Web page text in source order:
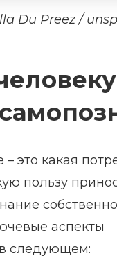
Du Preez /
это какая
пользу
аспекты
следующем: